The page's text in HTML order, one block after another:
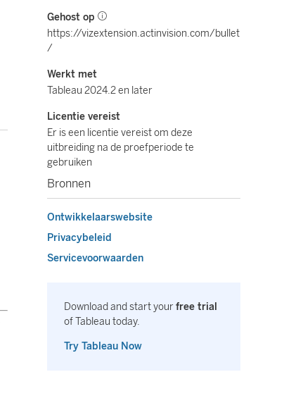
Gehost op
https://vizextension.actinvision.com/bullet
/
Werkt met
Tableau 2024.2 en later
Licentie vereist
Er is een licentie vereist om deze
uitbreiding na de proefperiode te
gebruiken
Bronnen
Ontwikkelaarswebsite
Privacybeleid
Servicevoorwaarden
Download and start yourfree trial
of Tableau today.
Try Tableau Now